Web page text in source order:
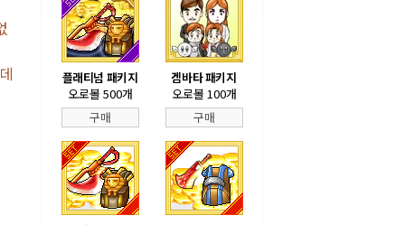
플래티넘 패키지
오로볼 500개
구매
겜바타 패키지
오로볼 100개
구매